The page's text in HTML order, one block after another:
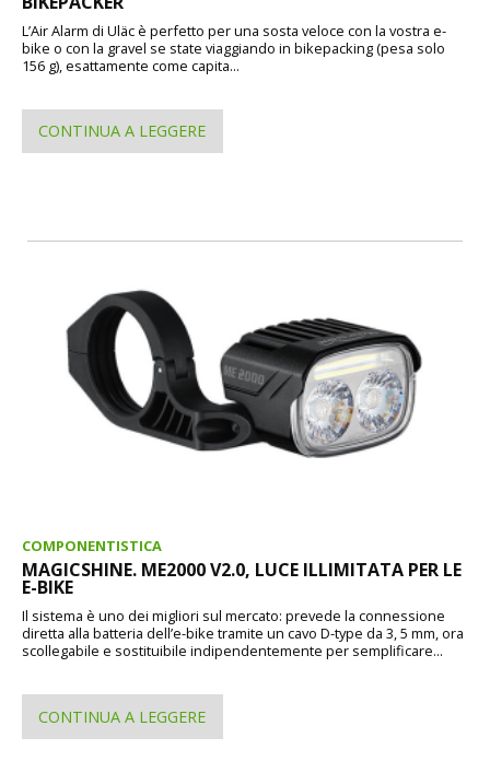
L’Air Alarm di Uläc è perfetto per una sosta veloce con la vostra e-
bike o con la gravel se state viaggiando in bikepacking (pesa solo
156 g), esattamente come capita...
CONTINUA A LEGGERE
COMPONENTISTICA
MAGICSHINE. ME2000 V2.0, LUCE ILLIMITATA PER LE
E-BIKE
Il sistema è uno dei migliori sul mercato: prevede la connessione
diretta alla batteria dell’e-bike tramite un cavo D-type da 3, 5 mm, ora
scollegabile e sostituibile indipendentemente per semplificare...
CONTINUA A LEGGERE